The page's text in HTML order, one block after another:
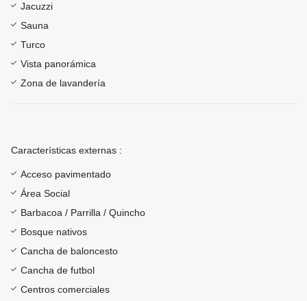
Jacuzzi
Sauna
Turco
Vista panorámica
Zona de lavandería
Características externas :
Acceso pavimentado
Área Social
Barbacoa / Parrilla / Quincho
Bosque nativos
Cancha de baloncesto
Cancha de futbol
Centros comerciales